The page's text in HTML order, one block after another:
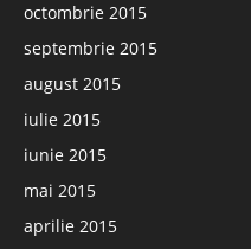
octombrie 2015
septembrie 2015
august 2015
iulie 2015
iunie 2015
mai 2015
aprilie 2015